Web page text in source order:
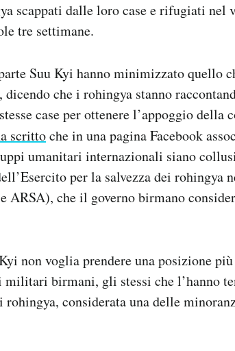
scappati dalle loro case e rifugiati nel
tre settimane.
Suu Kyi hanno minimizzato quello
dicendo che i rohingya stanno
case per ottenere l’appoggio della
scrittoche in una pagina Facebook
umanitari internazionali siano
per la salvezza dei rohingya
ARSA), che il governo birmano
non voglia prendere una posizione
birmani, gli stessi che l’hanno
considerata una delle